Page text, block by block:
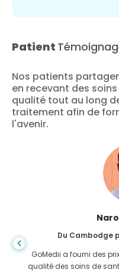
Patient
Nos patients
en recevant des
qualité tout au long
traitement afin de
l'avenir.
Du Bangladesh
J'ai remercié mon fils et
m'ont aidé dans mon